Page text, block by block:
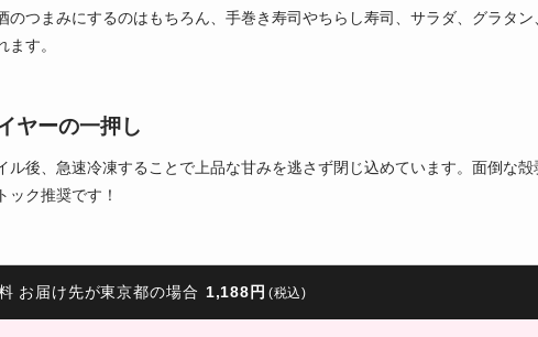
のつまみにするのはもちろん、手巻き寿司やちらし寿司、サラダ、グラタ
ます。
ヤーの一押し
ル後、急速冷凍することで上品な甘みを逃さず閉じ込めています。面倒な
ック推奨です！
お届け先が東京都の場合 1,188円 (税込)